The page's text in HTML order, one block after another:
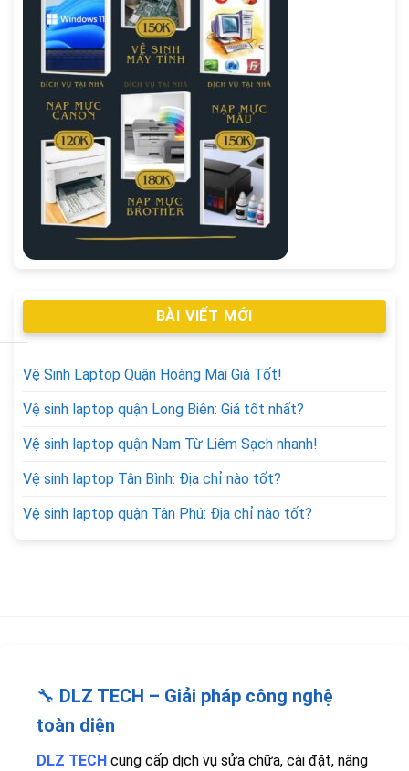
BÀI VIẾT MỚI
Vệ Sinh Laptop Quận Hoàng Mai Giá Tốt!
Vệ sinh laptop quận Long Biên: Giá tốt nhất?
Vệ sinh laptop quận Nam Từ Liêm Sạch nhanh!
Vệ sinh laptop Tân Bình: Địa chỉ nào tốt?
Vệ sinh laptop quận Tân Phú: Địa chỉ nào tốt?
🔧 DLZ TECH – Giải pháp công nghệ
toàn diện
DLZ TECH cung cấp dịch vụ sửa chữa, cài đặt, nâng